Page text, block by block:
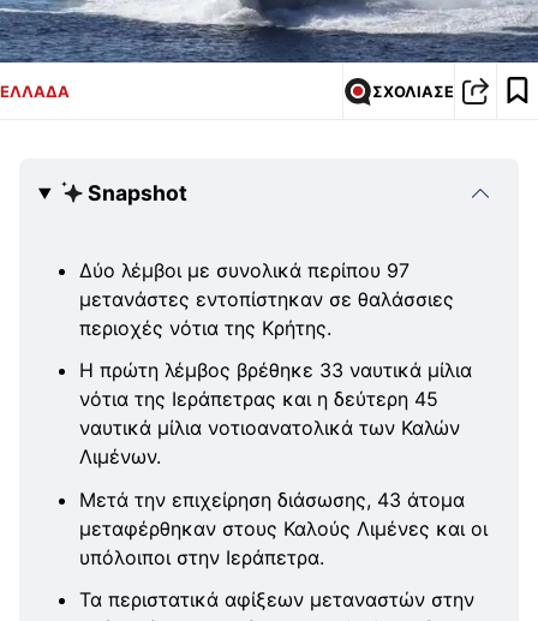
ΕΛΛΑΔΑ ΣΧΟΛΙΑΣΕ
Snapshot
Δύο λέμβοι με συνολικά περίπου 97
μετανάστες εντοπίστηκαν σε θαλάσσιες
περιοχές νότια της Κρήτης.
Η πρώτη λέμβος βρέθηκε 33 ναυτικά μίλια
νότια της Ιεράπετρας και η δεύτερη 45
ναυτικά μίλια νοτιοανατολικά των Καλών
Λιμένων.
Μετά την επιχείρηση διάσωσης, 43 άτομα
μεταφέρθηκαν στους Καλούς Λιμένες και οι
υπόλοιποι στην Ιεράπετρα.
Τα περιστατικά αφίξεων μεταναστών στην